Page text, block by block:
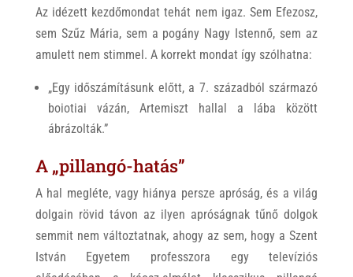
Az idézett kezdőmondat tehát nem igaz. Sem Efezosz,
sem Szűz Mária, sem a pogány Nagy Istennő, sem az
amulett nem stimmel. A korrekt mondat így szólhatna:
„Egy időszámításunk előtt, a 7. századból származó
boiotiai vázán, Artemiszt hallal a lába között
ábrázolták.”
A „pillangó-hatás”
A hal megléte, vagy hiánya persze apróság, és a világ
dolgain rövid távon az ilyen apróságnak tűnő dolgok
semmit nem változtatnak, ahogy az sem, hogy a Szent
István Egyetem professzora egy televíziós